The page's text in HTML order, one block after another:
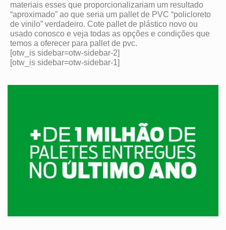
materiais esses que proporcionalizariam um resultado
“aproximado” ao que seria um pallet de PVC “policloreto
de vinilo” verdadeiro. Cote pallet de plástico novo ou
usado conosco e veja todas as opções e condições que
temos a oferecer para pallet de pvc.
[otw_is sidebar=otw-sidebar-2]
[otw_is sidebar=otw-sidebar-1]